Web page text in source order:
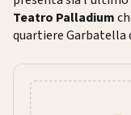
Teatro Palladium
quartiere Garbatella